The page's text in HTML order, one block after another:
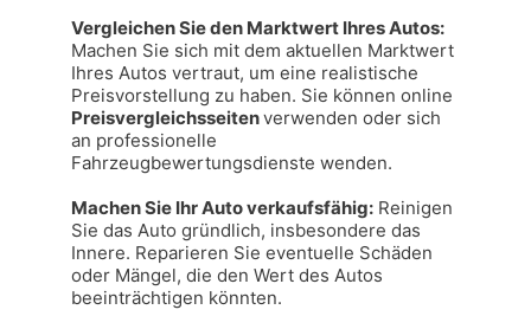
Machen Sie sich mit dem aktuellen Marktwert
Ihres Autos vertraut, um eine realistische
Preisvergleichsseiten verwenden oder sich
an professionelle
Fahrzeugbewertungsdienste wenden.
Machen Sie Ihr Auto verkaufsfähig: Reinigen
Sie das Auto gründlich, insbesondere das
Innere. Reparieren Sie eventuelle Schäden
oder Mängel, die den Wert des Autos
beeinträchtigen könnten.